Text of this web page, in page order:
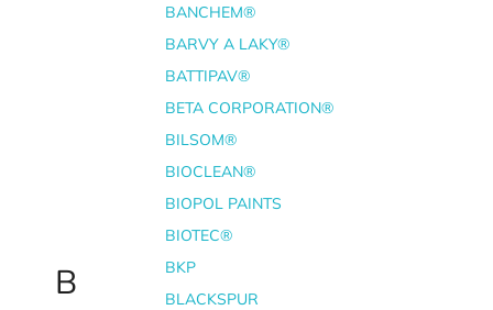
B
BANCHEM®
BARVY A LAKY®
BATTIPAV®
BETA CORPORATION®
BILSOM®
BIOCLEAN®
BIOPOL PAINTS
BIOTEC®
BKP
BLACKSPUR